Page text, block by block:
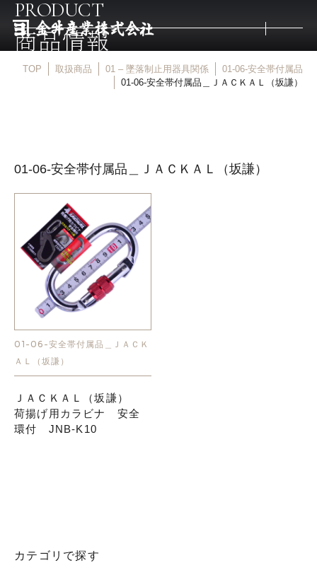
取扱メーカー
金井産業の強み
マルキン印
庖斬巴
お知らせ
採用情報
PRODUCT
商品情報
TOP 取扱商品 01 – 墜落制止用器具関係
01-06-安全帯付属品
01-06-安全帯付属品＿ＪＡＣＫＡＬ（坂謙）
01-06-安全帯付属品＿ＪＡＣＫＡＬ（坂謙）
01-06-安全帯付属品＿ＪＡＣＫ
ＡＬ（坂謙）
ＪＡＣＫＡＬ（坂謙）
荷揚げ用カラビナ 安全
環付 JNB-K10
カテゴリで探す